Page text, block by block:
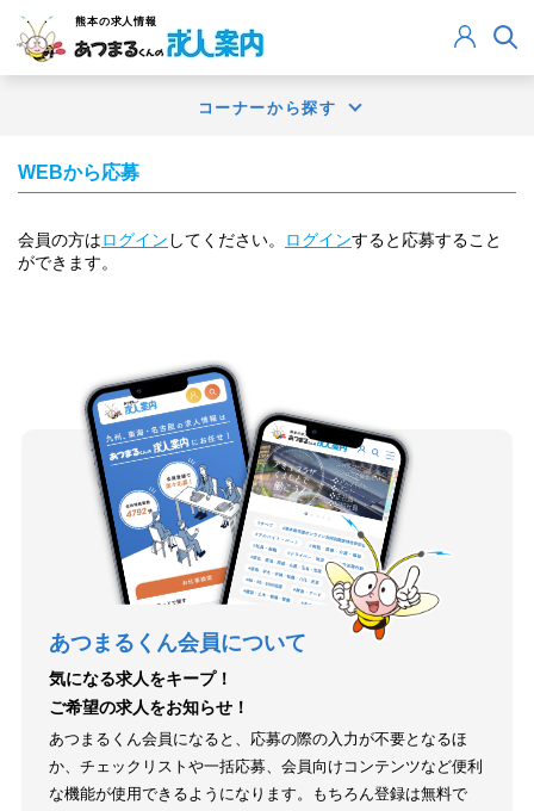
熊本の求人情報
コーナーから探す
WEBから応募
会員の方はログイン してください。 ログインすると応募すること
ができます。
あつまるくん会員について
気になる求人をキープ！
ご希望の求人をお知らせ！
あつまるくん会員になると、応募の際の入力が不要となるほ
か、チェックリストや一括応募、会員向けコンテンツなど便利
な機能が使用できるようになります。もちろん登録は無料で